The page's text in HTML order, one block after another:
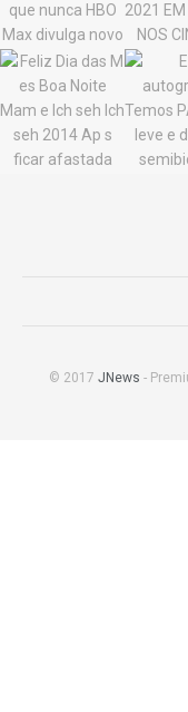
© 2017 JNews -